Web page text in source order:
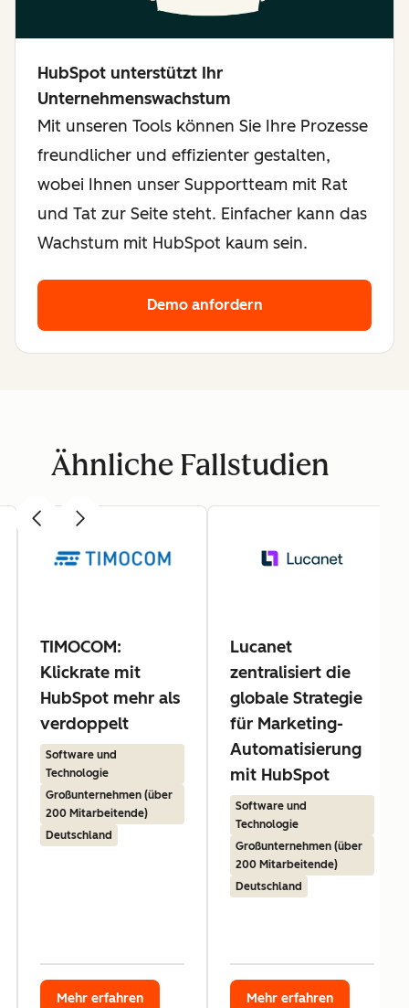
HubSpot unterstützt Ihr
Unternehmenswachstum
Mit unseren Tools können Sie Ihre Prozesse
freundlicher und effizienter gestalten,
wobei Ihnen unser Supportteam mit Rat
und Tat zur Seite steht. Einfacher kann das
Wachstum mit HubSpot kaum sein.
Demo anfordern
Ähnliche Fallstudien
TIMOCOM:
Klickrate mit
HubSpot mehr als
verdoppelt
Software und
Technologie
Großunternehmen (über
200 Mitarbeitende)
Deutschland
Mehr erfahren
Lucanet
zentralisiert die
globale Strategie
für Marketing-
Automatisierung
mit HubSpot
Software und
Technologie
Großunternehmen (über
200 Mitarbeitende)
Deutschland
Mehr erfahren